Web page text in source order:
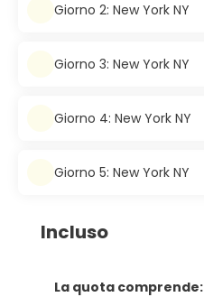
Giorno 2: New York NY
Giorno 3: New York NY
Giorno 4: New York NY
Giorno 5: New York NY
Incluso
La quota comprende: